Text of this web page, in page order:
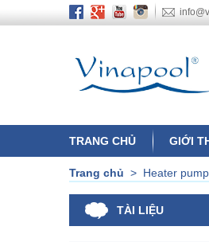
TRANG CHỦ GIỚI
Trang chủ > Heater pump
TÀI LIỆU